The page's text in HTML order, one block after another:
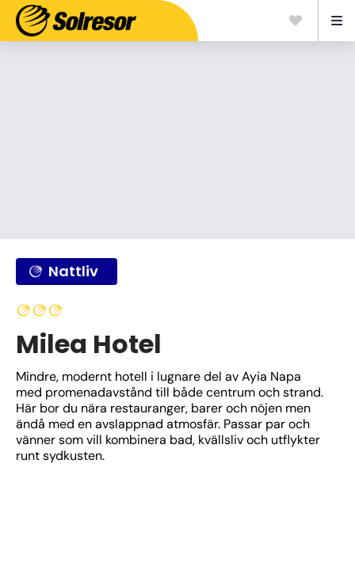
Nattliv
Milea Hotel
Mindre, modernt hotell i lugnare del av Ayia Napa
med promenadavstånd till både centrum och strand.
Här bor du nära restauranger, barer och nöjen men
ändå med en avslappnad atmosfär. Passar par och
vänner som vill kombinera bad, kvällsliv och utflykter
runt sydkusten.